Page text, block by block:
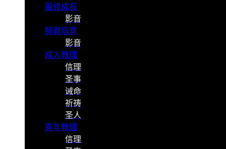
靈修成長
影音
師資培育
影音
成人教理
信理
圣事
诫命
祈祷
圣人
青年教理
信理